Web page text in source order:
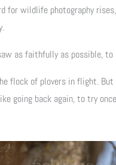
for wildlife photography
as faithfully as possible, to
flock of plovers in flight.
going back again, to try